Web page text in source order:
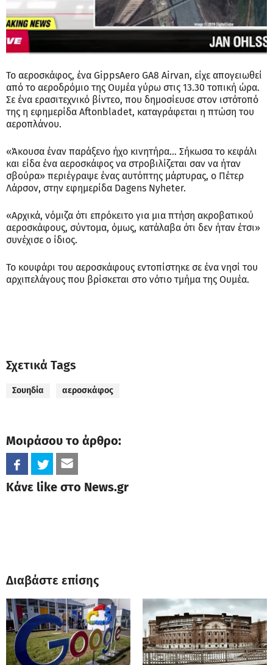
Το αεροσκάφος, ένα GippsAero GA8 Airvan, είχε απογειωθεί
από το αεροδρόμιο της Ουμέα γύρω στις 13.30 τοπική ώρα.
Σε ένα ερασιτεχνικό βίντεο, που δημοσίευσε στον ιστότοπό
της η εφημερίδα Aftonbladet, καταγράφεται η πτώση του
αεροπλάνου.
«Άκουσα έναν παράξενο ήχο κινητήρα… Σήκωσα το κεφάλι
και είδα ένα αεροσκάφος να στροβιλίζεται σαν να ήταν
σβούρα» περιέγραψε ένας αυτόπτης μάρτυρας, ο Πέτερ
Λάρσον, στην εφημερίδα Dagens Nyheter.
«Αρχικά, νόμιζα ότι επρόκειτο για μια πτήση ακροβατικού
αεροσκάφους, σύντομα, όμως, κατάλαβα ότι δεν ήταν έτσι»
συνέχισε ο ίδιος.
Το κουφάρι του αεροσκάφους εντοπίστηκε σε ένα νησί του
αρχιπελάγους που βρίσκεται στο νότιο τμήμα της Ουμέα.
Σχετικά Tags
Σουηδία αεροσκάφος
Μοιράσου το άρθρο:
Κάνε like στο News.gr
Διαβάστε επίσης